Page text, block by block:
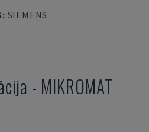
: SIEMENS
- MIKROMAT